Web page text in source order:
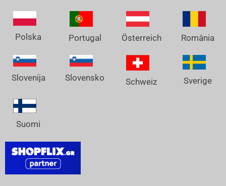
Polska Portugal Österreich România
Slovenija Slovensko Schweiz Sverige
Suomi